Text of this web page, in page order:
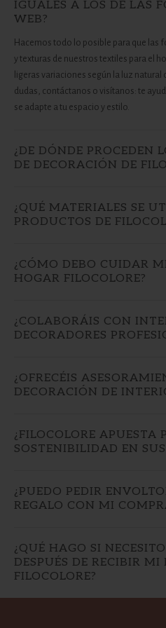
IGUALES A LOS DE LAS
WEB?
Hacemos todo lo posible para que
y texturas de nuestros textiles para el
ligeras variaciones según la luz natural
dudas, contáctanos o visítanos: te
se adapte a tu espacio y estilo.
¿DE DÓNDE PROCEDEN
DE DECORACIÓN DE
¿QUÉ MATERIALES SE
PRODUCTOS DE
¿CÓMO DEBO CUIDAR
HOGAR FILOCOLORE?
¿COLABORÁIS CON
DECORADORES
¿OFRECÉIS
DECORACIÓN DE
¿FILOCOLORE APUESTA
SOSTENIBILIDAD EN
¿PUEDO PEDIR
REGALO CON MI
¿QUÉ HAGO SI
DESPUÉS DE RECIBIR MI
FILOCOLORE?